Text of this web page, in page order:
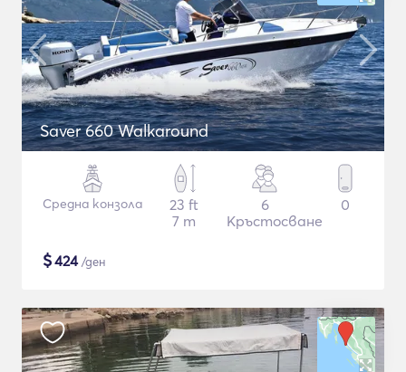
Saver 660 Walkaround
Средна конзола
23 ft
7 m
6
Кръстосване
0
$424/ден